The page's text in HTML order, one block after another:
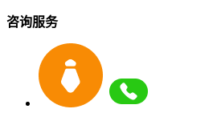
咨询服务